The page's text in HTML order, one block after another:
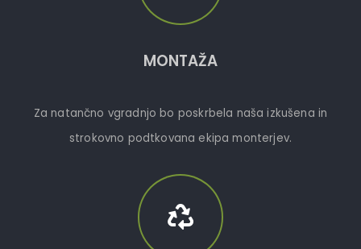
MONTAŽA
Za natančno vgradnjo bo poskrbela naša izkušena in
strokovno podtkovana ekipa monterjev.